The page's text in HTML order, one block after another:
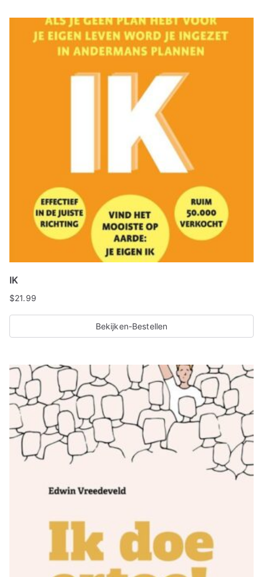
IK
$21.99
Bekijken-Bestellen